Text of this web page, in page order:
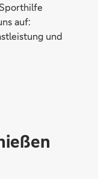
auf:
und